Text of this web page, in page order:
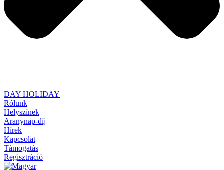
DAY HOLIDAY
Rólunk
Helyszínek
Aranynap-díj
Hírek
Kapcsolat
Támogatás
Regisztráció